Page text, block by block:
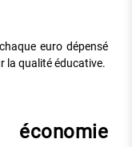
euro dépensé
la qualité éducative.